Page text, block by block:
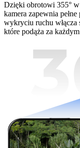
Dzięki obrotowi 355°
kamera zapewnia
wykryciu ruchu włącza
które podąża za